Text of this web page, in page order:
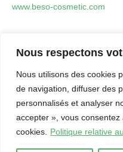
Nous respectons
Nous utilisons des cookies
de navigation, diffuser des
personnalisés et analyser
accepter », vous
cookies.
Politique relative
www.beso-cosmetic.com
laboutikbio.com. © 2026. by